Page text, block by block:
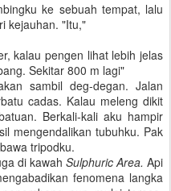
ke sebuah tempat, lalu
kejauhan. "Itu,"
kalau pengen lihat lebih jelas
Sekitar 800 m lagi"
sambil deg-degan. Jalan
cadas. Kalau meleng dikit
Berkali-kali aku hampir
mengendalikan tubuhku. Pak
tripodku.
di kawah Sulphuric Area.Api
fenomena langka